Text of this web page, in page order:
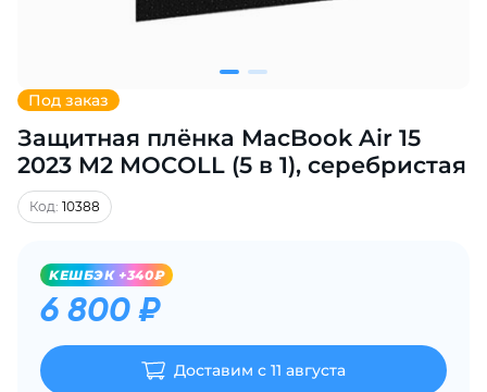
Под заказ
Защитная плёнка MacBook Air 15
2023 M2 MOCOLL (5 в 1), серебристая
Код: 10388
KЕШБЭК +340₽
6 800 ₽
Доставим с 11 августа
% картой любого банка
Получайте товар
выбранный способом
списываться
по25%каждые 2 недели
Подробнее